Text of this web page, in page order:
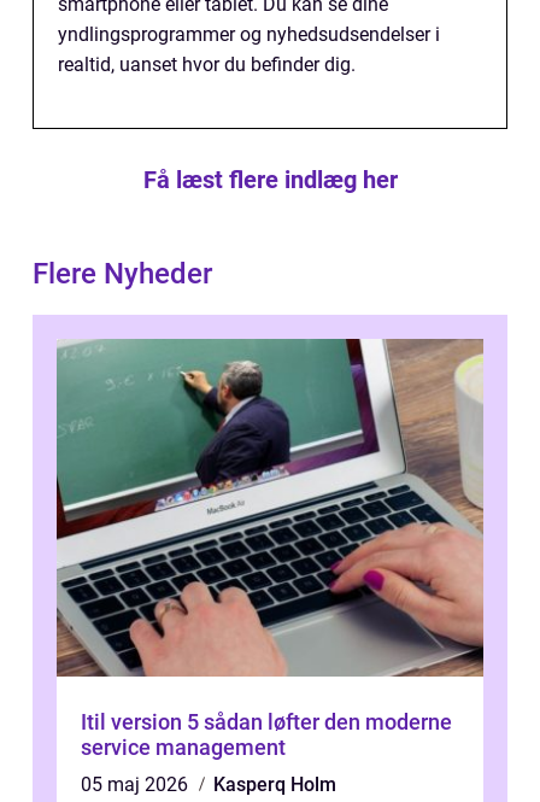
smartphone eller tablet. Du kan se dine
yndlingsprogrammer og nyhedsudsendelser i
realtid, uanset hvor du befinder dig.
Få læst flere indlæg her
Flere Nyheder
Itil version 5 sådan løfter den moderne
service management
05 maj 2026
Kasperq Holm